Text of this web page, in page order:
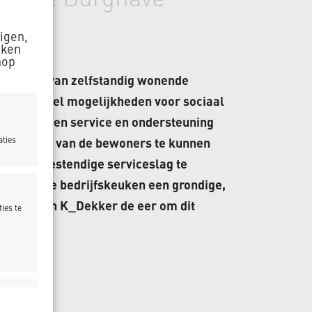
te
van zelfstandig wonende
veel mogelijkheden voor sociaal
bovendien service en ondersteuning
van de bewoners te kunnen
serviceslag te
dat de bedrijfskeuken een grondige,
Aan K_Dekker de eer om dit